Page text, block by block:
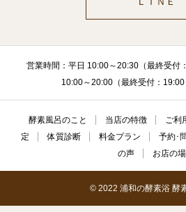
営業時間：平日 10:00～20:30（最終受付
10:00～20:00（最終受付：
酵素風呂のこと 当店の特徴 ご利
定
体質診断 料金プラン 予約･
の声
お店の
© 2022 浦和の酵素浴 酵